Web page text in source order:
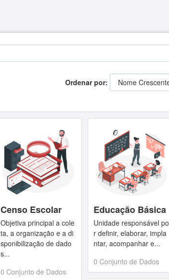
Ordenar por
Censo Escolar
Objetiva principal a cole
ta, a organização e a di
sponibilização de dado
s...
0 Conjunto de Dados
Educação Básica
Unidade responsável po
r definir, elaborar, impla
ntar, acompanhar e...
0 Conjunto de Dados